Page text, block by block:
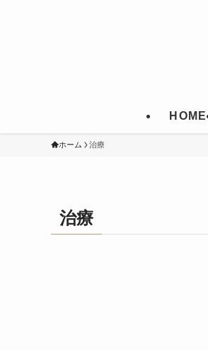
HOME
ホーム 治療
治療